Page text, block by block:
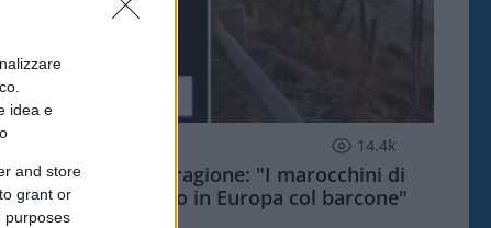
idea e
and store
grant or
purposes
14.4k
Meloni aveva ragione: "I marocchini di
Ceuta sbarcano in Europa col barcone"